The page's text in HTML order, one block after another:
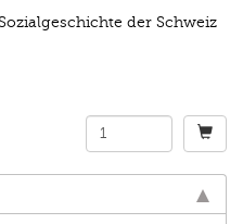
der Schweiz